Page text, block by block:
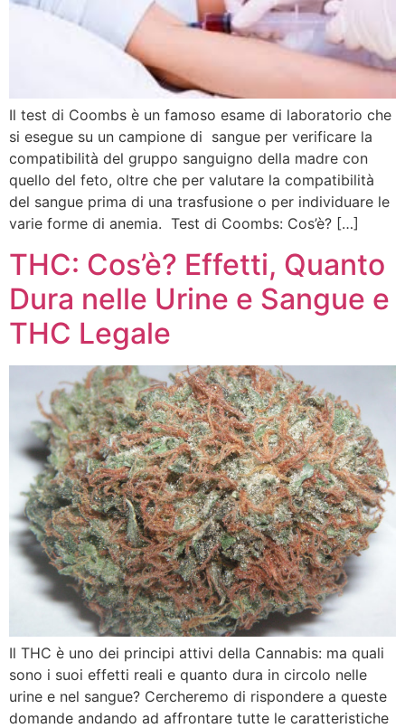
Il test di Coombs è un famoso esame di laboratorio che
si esegue su un campione di sangue per verificare la
compatibilità del gruppo sanguigno della madre con
quello del feto, oltre che per valutare la compatibilità
del sangue prima di una trasfusione o per individuare le
varie forme di anemia. Test di Coombs: Cos’è? […]
THC: Cos’è? Effetti, Quanto
Dura nelle Urine e Sangue e
THC Legale
Il THC è uno dei principi attivi della Cannabis: ma quali
sono i suoi effetti reali e quanto dura in circolo nelle
urine e nel sangue? Cercheremo di rispondere a queste
domande andando ad affrontare tutte le caratteristiche